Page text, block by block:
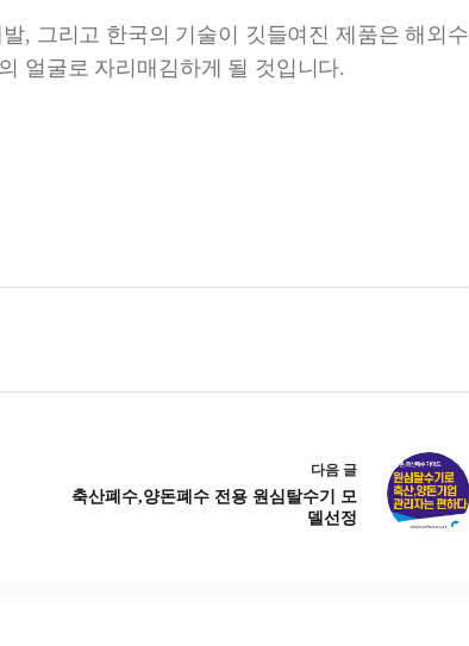
, 그리고 한국의 기술이 깃들여진 제품은 해외수
얼굴로 자리매김하게 될 것입니다.
다음 글
축산폐수,양돈폐수 전용 원심탈수기 모
델선정